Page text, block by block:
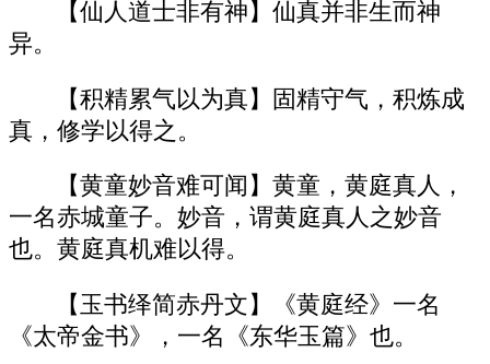
【仙人道士非有神】仙真并非生而神
异。
【积精累气以为真】固精守气，积炼成
真，修学以得之。
【黄童妙音难可闻】黄童，黄庭真人，
一名赤城童子。妙音，谓黄庭真人之妙音
也。黄庭真机难以得。
【玉书绎简赤丹文】《黄庭经》一名
《太帝金书》，一名《东华玉篇》也。